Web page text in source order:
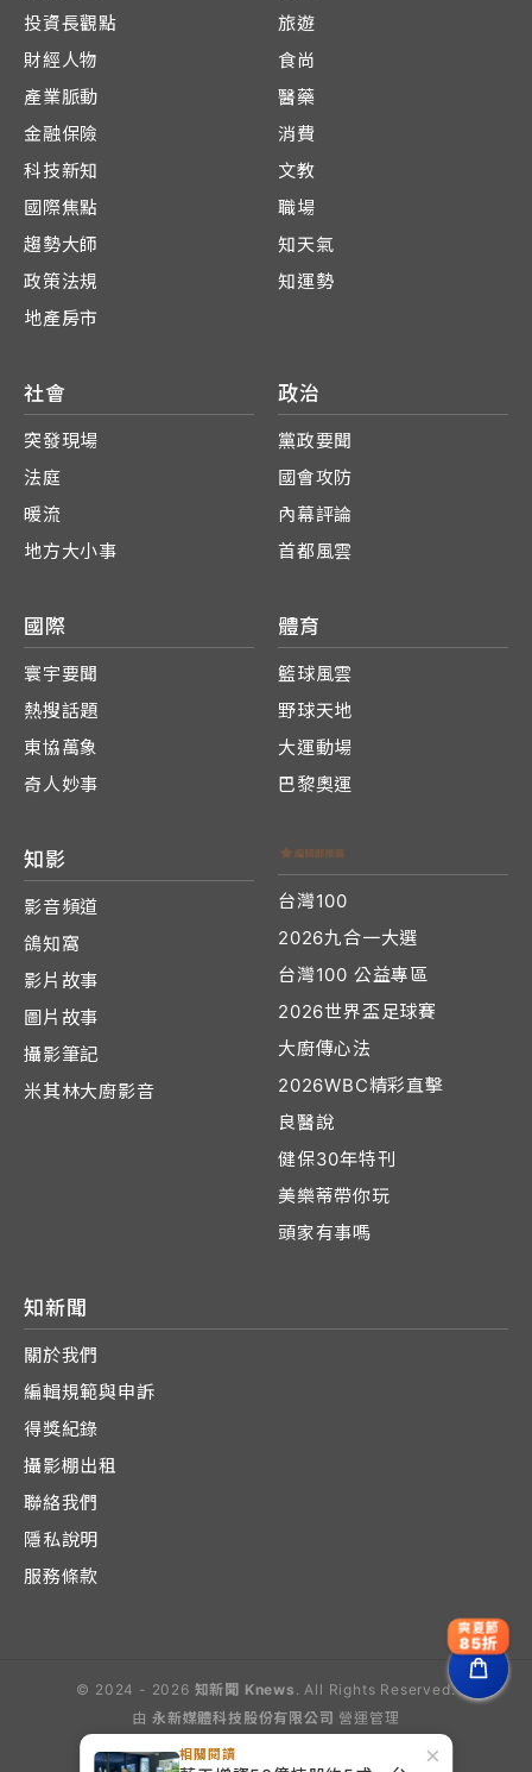
×
相關閱讀
投資長觀點
財經人物
產業脈動
金融保險
科技新知
國際焦點
趨勢大師
政策法規
地產房市
旅遊
食尚
醫藥
消費
文教
職場
知天氣
知運勢
社會
突發現場
法庭
暖流
地方大小事
政治
黨政要聞
國會攻防
內幕評論
首都風雲
國際
寰宇要聞
熱搜話題
東協萬象
奇人妙事
體育
籃球風雲
野球天地
大運動場
巴黎奧運
知影
影音頻道
鴿知窩
影片故事
圖片故事
攝影筆記
米其林大廚影音
台灣100
2026九合一大選
台灣100 公益專區
2026世界盃足球賽
大廚傳心法
2026WBC精彩直擊
良醫說
健保30年特刊
美樂蒂帶你玩
頭家有事嗎
知新聞
關於我們
編輯規範與申訴
得獎紀錄
攝影棚出租
聯絡我們
隱私說明
服務條款
© 2024 - 2026 知新聞 Knews . All Rights Reserved.
由 永新媒體科技股份有限公司 營運管理
爽夏節
85折